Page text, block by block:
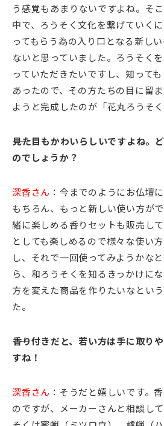
う感覚もあまりないですよね。そ
中で、ろうそく文化を繋げていく
ってもらう為の入り口となる新し
ないと思っていました。ろうそく
っていただきたいですし、知って
あったので、その方たちの目に留
ようと完成したのが「花丸ろうそく
――見た目もかわいらしいですよね。
のでしょうか？
深香さん ：今までのようにお仏壇
もちろん、もっと新しい使い方が
緒に楽しめる香りセットも販売し
としても楽しめるので様々な使い
し、それで一回使ってみようかな
ら、和ろうそくを知るきっかけに
方を変えた商品を作りたいなとい
た。
――香り付きだと、若い方は手に取り
すね！
深香さん ：そうだと嬉しいです。
のですが、メーカーさんと相談し